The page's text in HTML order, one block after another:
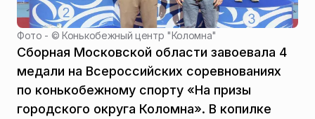
Фото - ©Конькобежный центр "Коломна"
Сборная Московской области завоевала 4
медали на Всероссийских соревнованиях
по конькобежному спорту «На призы
городского округа Коломна». В копилке